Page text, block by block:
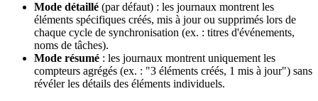
Mode détaillé (par défaut) : les journaux montrent les
éléments spécifiques créés, mis à jour ou supprimés lors de
chaque cycle de synchronisation (ex. : titres d'événements,
noms de tâches).
Mode résumé : les journaux montrent uniquement les
compteurs agrégés (ex. : "3 éléments créés, 1 mis à jour") sans
révéler les détails des éléments individuels.